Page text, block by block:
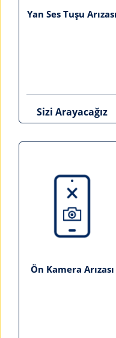
Yan Ses Tuşu Arızası
Sizi Arayacağız
Ön Kamera Arızası